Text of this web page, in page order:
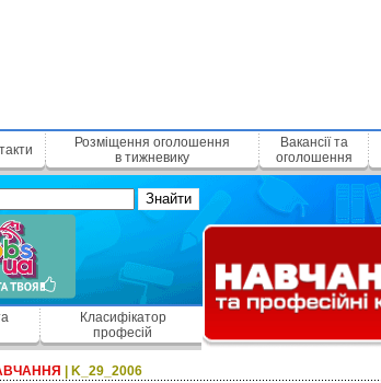
Знайти
Розміщення оголошення
в тижневику
Вакансії та
оголошення
Класифікатор
професій
| K_29_2006